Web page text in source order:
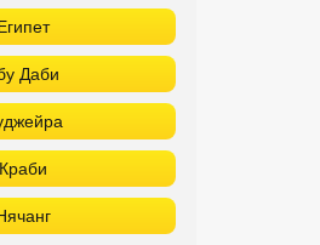
Даби
Краби